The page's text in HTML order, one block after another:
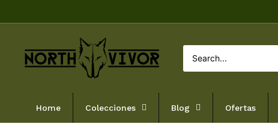
to
Home Colecciones Blog Ofertas